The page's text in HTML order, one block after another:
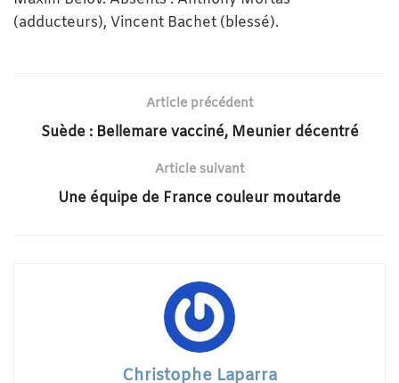
(adducteurs), Vincent Bachet (blessé).
Article précédent
Suède : Bellemare vacciné, Meunier décentré
Article suivant
Une équipe de France couleur moutarde
Christophe Laparra